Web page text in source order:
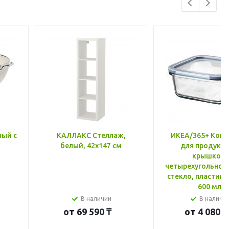
с
КАЛЛАКС Стеллаж,
белый, 42x147 см
В наличии
от 69 590 ₸
ИКЕА/365+
для
крышкой,
стекло, пластик
600 мл
В
от 4 080 ₸